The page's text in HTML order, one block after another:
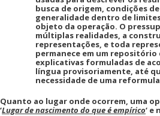
busca de origem, condições
generalidade dentro de
objeto da operação. O
múltiplas realidades, a
representações, e toda
permanece em um repositório
explicativas formuladas de
língua provisoriamente, até
necessidade de uma
Quanto ao lugar onde ocorrem, uma
‘Lugar de nascimento do que é empírico‘ e